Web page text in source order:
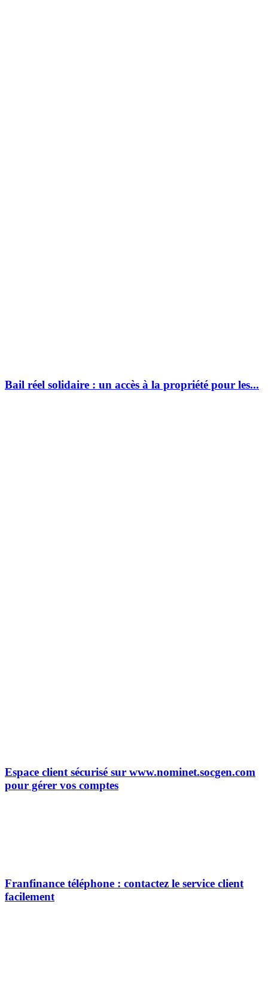
Bail réel solidaire : un accès à la propriété pour les...
Espace client sécurisé sur www.nominet.socgen.com
pour gérer vos comptes
Franfinance téléphone : contactez le service client
facilement